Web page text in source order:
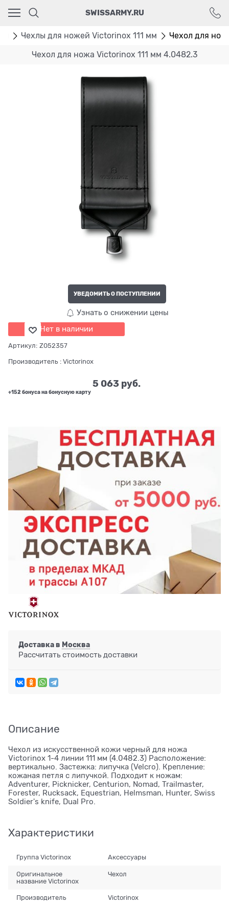
SWISSARMY.RU
Чехлы для ножей Victorinox 111 мм Чехол для
Чехол для ножа Victorinox 111 мм 4.0482.3
УВЕДОМИТЬ О ПОСТУПЛЕНИИ
Узнать о снижении цены
Нет в наличии
Артикул: Z052357
Производитель : Victorinox
5 063 руб.
+152 бонуса на бонусную карту
Доставка в Москва
Рассчитать стоимость доставки
Описание
Чехол из искусственной кожи черный для ножа
Victorinox 1-4 линии 111 мм (4.0482.3) Расположение:
вертикально. Застежка: липучка (Velcro). Крепление:
кожаная петля с липучкой. Подходит к ножам:
Adventurer, Picknicker, Centurion, Nomad, Trailmaster,
Forester, Rucksack, Equestrian, Helmsman, Hunter, Swiss
Soldier's knife, Dual Pro.
Характеристики
Группа Victorinox Аксессуары
Оригинальное
название Victorinox
Чехол
Производитель Victorinox
Ваш город - Москва,
угадали?
ДА НЕТ